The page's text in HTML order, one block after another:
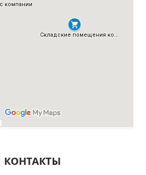
КОНТАКТЫ